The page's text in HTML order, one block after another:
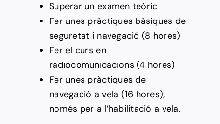
Superar un examen teòric
Fer unes pràctiques bàsiques de
seguretat i navegació (8 hores)
Fer el curs en
radiocomunicacions (4 hores)
Fer unes pràctiques de
navegació a vela (16 hores),
només per a l’habilitació a vela.